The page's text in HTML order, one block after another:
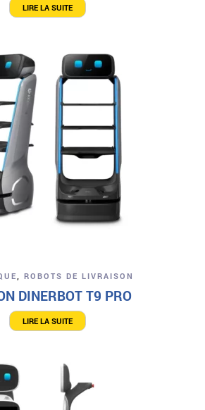
LIRE LA SUITE
ROBOTS DE LIVRAISON
DINERBOT T9 PRO
LIRE LA SUITE